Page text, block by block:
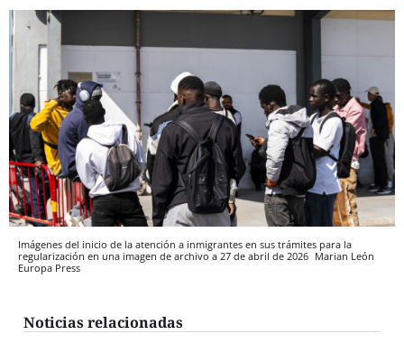
Imágenes del inicio de la atención a inmigrantes en sus trámites para la
regularización en una imagen de archivo a 27 de abril de 2026 Marian León
Europa Press
Noticias relacionadas